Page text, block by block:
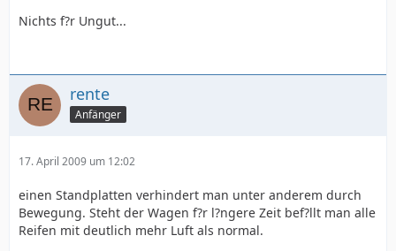
Nichts f?r Ungut...
rente
Anfänger
17. April 2009 um 12:02
einen Standplatten verhindert man unter anderem durch
Bewegung. Steht der Wagen f?r l?ngere Zeit bef?llt man alle
Reifen mit deutlich mehr Luft als normal.